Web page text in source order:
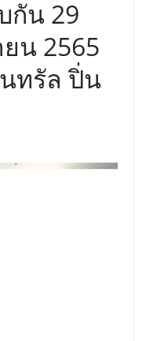
กัน 29
น 2565
ทรัล ปิ่น